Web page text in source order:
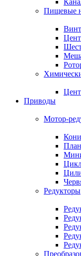
Пищевые
Приводы
Мотор-
Редукторы